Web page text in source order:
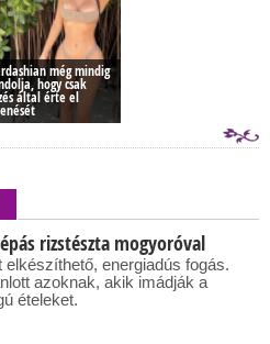
még mindig
hogy csak
által érte el
rizstészta mogyoróval
elkészíthető, energiadús fogás.
azoknak, akik imádják a
ételeket.